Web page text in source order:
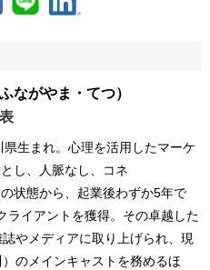
ふながやま・てつ）
県生まれ。心理を活用したマーケ
し、人脈なし、コネ
状態から、起業後わずか5年で
ライアントを獲得。その卓越した
やメディアに取り上げられ、現
のメインキャストを務めるほ